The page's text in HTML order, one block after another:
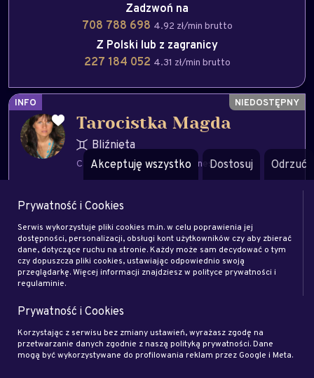
Zadzwoń na
708 788 698 4.92 zł/min brutto
Z Polski lub z zagranicy
227 184 052 4.31 zł/min brutto
INFO
Tarocistka Magda
Bliźnięta
Czary i uroki Wahadełko biznes finanse
Zapytaj eksperta
Zadzwoń na
708 708 7224.92 zł/min brutto
Z Polski lub z zagranicy
Wróżka Milena
Akceptuję wszystko Dostosuj Odrzuć
Prywatność i Cookies
Serwis wykorzystuje pliki cookies m.in. w celu poprawienia jej
dostępności, personalizacji, obsługi kont użytkowników czy aby zbierać
dane, dotyczące ruchu na stronie. Każdy może sam decydować o tym
czy dopuszcza pliki cookies, ustawiając odpowiednio swoją
przeglądarkę. Więcej informacji znajdziesz w polityce prywatności i
regulaminie.
Prywatność i Cookies
Korzystając z serwisu bez zmiany ustawień, wyrażasz zgodę na
przetwarzanie danych zgodnie z naszą polityką prywatności. Dane
mogą być wykorzystywane do profilowania reklam przez Google i Meta.